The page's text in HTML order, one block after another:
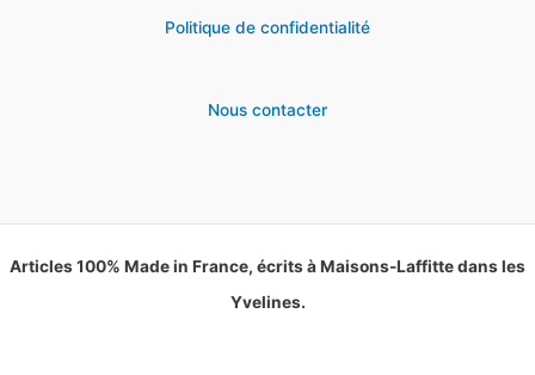
Politique de confidentialité
Nous contacter
Articles 100% Made in France, écrits à Maisons-Laffitte dans les
Yvelines.